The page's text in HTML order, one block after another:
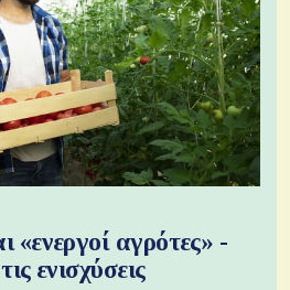
«ενεργοί αγρότες» -
ενισχύσεις